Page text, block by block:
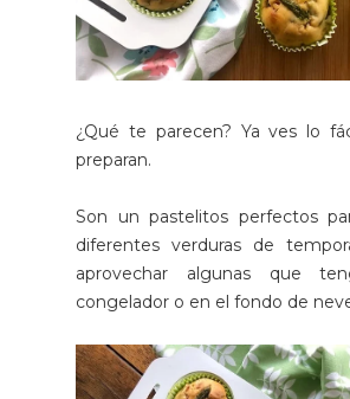
¿Qué te parecen? Ya ves lo
preparan.
Son un pastelitos perfectos
diferentes verduras de
aprovechar algunas que
congelador o en el fondo de